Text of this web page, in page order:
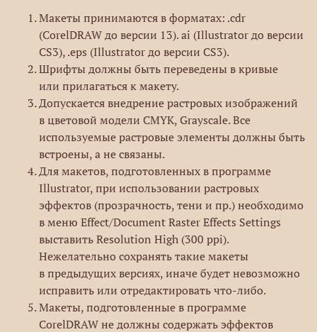
Макеты принимаются в форматах: .cdr
(CorelDRAW до версии 13). ai (Illustrator до версии
CS3), .eps (Illustrator до версии CS3).
Шрифты должны быть переведены в кривые
или прилагаться к макету.
Допускается внедрение растровых изображений
в цветовой модели CMYK, Grayscale. Все
используемые растровые элементы должны быть
встроены, а не связаны.
Для макетов, подготовленных в программе
Illustrator, при использовании растровых
эффектов (прозрачность, тени и пр.) необходимо
в меню Effect/Document Raster Effects Settings
выставить Resolution High (300 ppi).
Нежелательно сохранять такие макеты
в предыдущих версиях, иначе будет невозможно
исправить или отредактировать что-либо.
Макеты, подготовленные в программе
CorelDRAW не должны содержать эффектов